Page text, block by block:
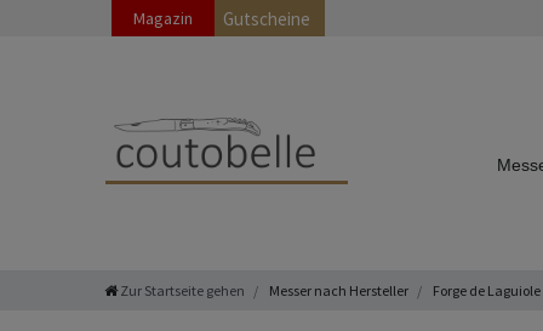
Gutscheine
Magazin
Zur Startseite gehen Messer nach Hersteller Forge de Laguiole